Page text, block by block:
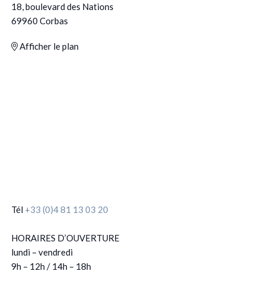
18, boulevard des Nations
69960 Corbas
Afficher le plan
Tél +33 (0)4 81 13 03 20
HORAIRES D’OUVERTURE
lundi – vendredi
9h – 12h / 14h – 18h